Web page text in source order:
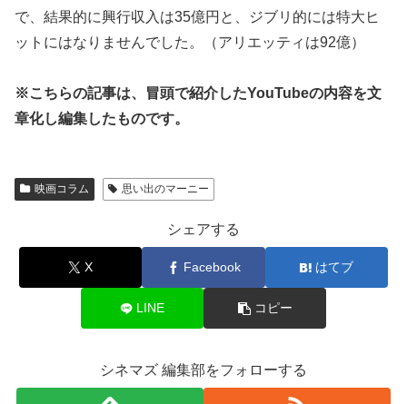
で、結果的に興行収入は35億円と、ジブリ的には特大ヒ
ットにはなりませんでした。（アリエッティは92億）
※こちらの記事は、冒頭で紹介したYouTubeの内容を文
章化し編集したものです。
映画コラム 思い出のマーニー
シェアする
X Facebook はてブ
LINE コピー
シネマズ 編集部をフォローする